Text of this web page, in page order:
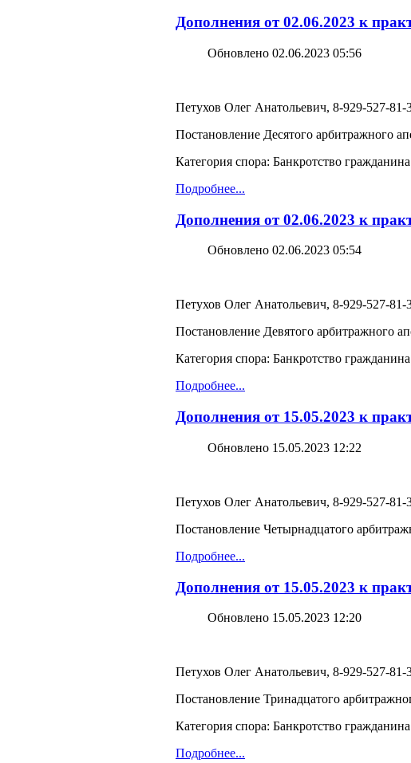
Дополнения от 02.06.2023 к
Обновлено 02.06.2023 05:56
Петухов Олег Анатольевич, 8-929-527-81-
Постановление Десятого арбитражного
Категория спора: Банкротство
Подробнее...
Дополнения от 02.06.2023 к
Обновлено 02.06.2023 05:54
Петухов Олег Анатольевич, 8-929-527-81-
Постановление Девятого арбитражного
Категория спора: Банкротство
Подробнее...
Дополнения от 15.05.2023 к
Обновлено 15.05.2023 12:22
Петухов Олег Анатольевич, 8-929-527-81-
Постановление Четырнадцатого
Подробнее...
Дополнения от 15.05.2023 к
Обновлено 15.05.2023 12:20
Петухов Олег Анатольевич, 8-929-527-81-
Постановление Тринадцатого
Категория спора: Банкротство
Подробнее...